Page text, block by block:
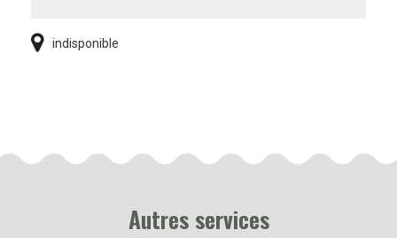
indisponible
Autres services